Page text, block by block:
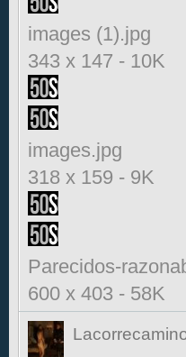
images (1).jpg
343 x 147 - 10K
images.jpg
318 x 159 - 9K
Parecidos-
600 x 403 - 58K